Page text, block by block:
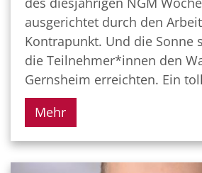
ausgerichtet durch den
Kontrapunkt. Und die Sonne
die Teilnehmer*innen den
Gernsheim erreichten. Ein
Mehr